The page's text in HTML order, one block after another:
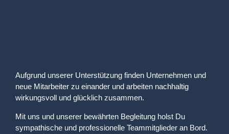
Aufgrund unserer Unterstützung finden Unternehmen und
neue Mitarbeiter zu einander und arbeiten nachhaltig
wirkungsvoll und glücklich zusammen.
Mit uns und unserer bewährten Begleitung holst Du
sympathische und professionelle Teammitglieder an Bord.